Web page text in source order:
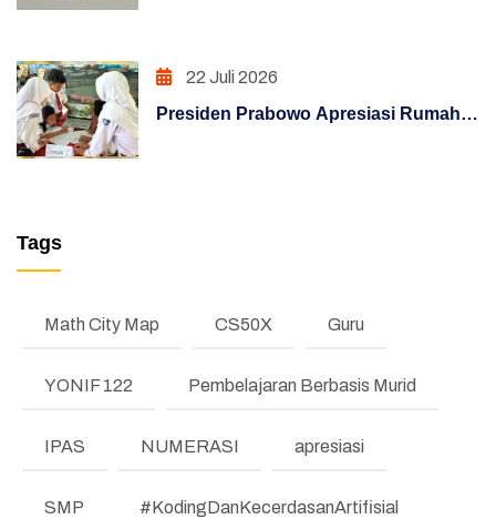
(REFORM)
PENATAAN TATALAKSANA (REFORM)
Penataan Sistem Manajemen SDM (REFORM)
Literasi dan Numerasi
Koding & KA
22 Juli 2026
Presiden Prabowo Apresiasi Rumah
Tags
Math City Map CS50X Guru
YONIF 122 Pembelajaran Berbasis Murid
IPAS NUMERASI apresiasi
SMP #KodingDanKecerdasanArtifisial